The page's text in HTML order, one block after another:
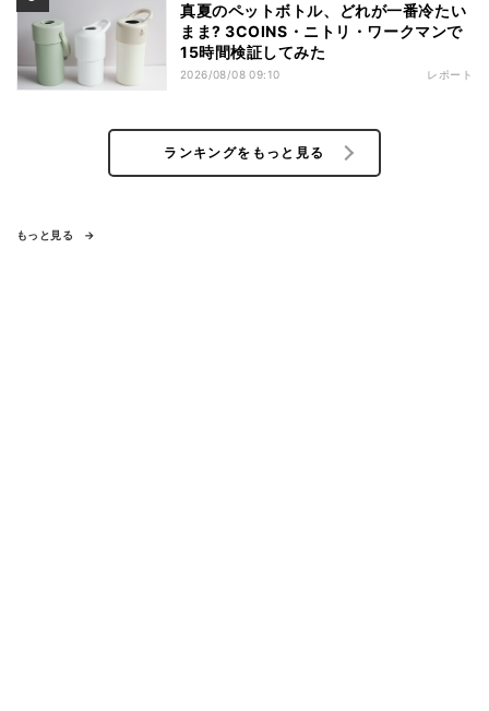
真夏のペットボトル、どれが一番冷たい
まま? 3COINS・ニトリ・ワークマンで
15時間検証してみた
2026/08/08 09:10 レポート
ランキングをもっと見る
もっと見る